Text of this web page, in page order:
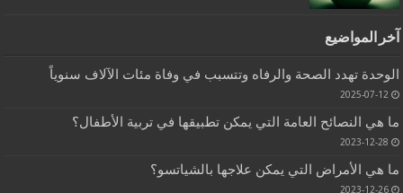
آخر المواضيع
الوحدة تهدد الصحة والرفاه وتتسبب في وفاة مئات الآلاف سنوياً
2025-07-12
ما هي النصائح العامة التي يمكن تطبيقها في تربية الأطفال؟
2023-12-28
ما هي الأمراض التي يمكن علاجها بالشياتسو؟
2023-12-26